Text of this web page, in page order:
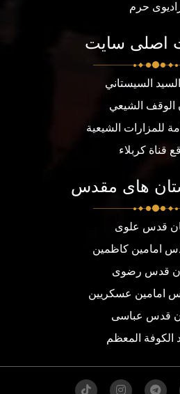
حرم
اصلی سایت
السيستاني
الوقف الشيعي
للمزارات الشيعية
قناة كربلاء
های مقدس
قدس علوی
امامین کاظمین
قدس رضوی
امامین عسکریین
قدس عباسی
المعظم